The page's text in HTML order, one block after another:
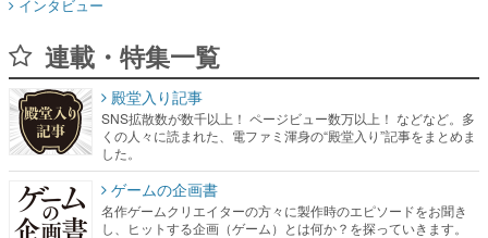
インタビュー
連載・特集一覧
殿堂入り記事
SNS拡散数が数千以上！ ページビュー数万以上！ などなど。多
くの人々に読まれた、電ファミ渾身の“殿堂入り”記事をまとめま
した。
ゲームの企画書
名作ゲームクリエイターの方々に製作時のエピソードをお聞き
し、ヒットする企画（ゲーム）とは何か？を探っていきます。